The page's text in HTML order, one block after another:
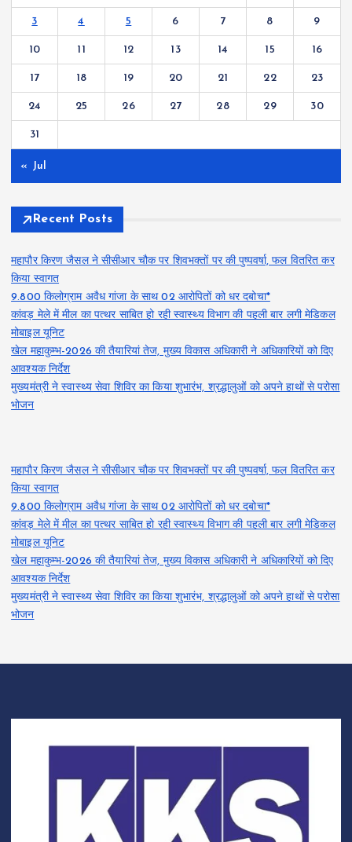
3 4 5 6 7 8 9
10 11 12 13 14 15 16
17 18 19 20 21 22 23
24 25 26 27 28 29 30
31
« Jul
Recent Posts
महापौर किरण जैसल ने सीसीआर चौक पर शिवभक्तों पर की पुष्पवर्षा, फल वितरित कर
किया स्वागत
9.800 किलोग्राम अवैध गांजा के साथ 02 आरोपितों को धर दबोचा*
कांवड़ मेले में मील का पत्थर साबित हो रही स्वास्थ्य विभाग की पहली बार लगी मेडिकल
मोबाइल यूनिट
खेल महाकुम्भ-2026 की तैयारियां तेज, मुख्य विकास अधिकारी ने अधिकारियों को दिए
आवश्यक निर्देश
मुख्यमंत्री ने स्वास्थ्य सेवा शिविर का किया शुभारंभ, श्रद्धालुओं को अपने हाथों से परोसा
भोजन
महापौर किरण जैसल ने सीसीआर चौक पर शिवभक्तों पर की पुष्पवर्षा, फल वितरित कर
किया स्वागत
9.800 किलोग्राम अवैध गांजा के साथ 02 आरोपितों को धर दबोचा*
कांवड़ मेले में मील का पत्थर साबित हो रही स्वास्थ्य विभाग की पहली बार लगी मेडिकल
मोबाइल यूनिट
खेल महाकुम्भ-2026 की तैयारियां तेज, मुख्य विकास अधिकारी ने अधिकारियों को दिए
आवश्यक निर्देश
मुख्यमंत्री ने स्वास्थ्य सेवा शिविर का किया शुभारंभ, श्रद्धालुओं को अपने हाथों से परोसा
भोजन